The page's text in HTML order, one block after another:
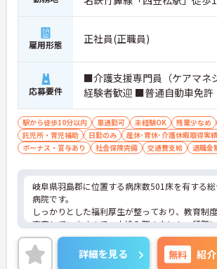
雇用形態 正社員(正職員)
応募要件
■介護支援専門員（ケアマネ
経験者歓迎 ■普通自動車免許
駅から徒歩10分以内 車通勤可 未経験OK 残業少なめ
託児所・育児補助
日勤のみ
産休･育休･介護休暇取得実
ボーナス・賞与あり
社会保険完備 交通費支給 退職金
岐阜県羽島郡に位置する病床数501床を有する
病院です。
しっかりとした福利厚生が整っており、教育制
充実していますので、中途入職の方にも、段階
じた研修がありますので、未経験の方も安心し
仕事に慣れていただけます！
ご興味のある方は是非ご応募ください。
詳細を見る 無料 紹